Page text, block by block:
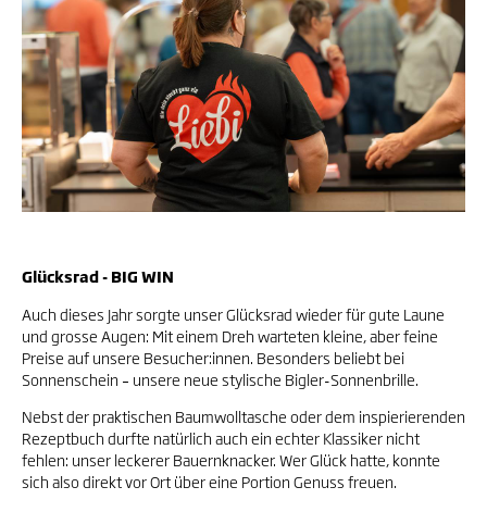
Glücksrad - BIG WIN
Auch dieses Jahr sorgte unser Glücksrad wieder für gute Laune
und grosse Augen: Mit einem Dreh warteten kleine, aber feine
Preise auf unsere Besucher:innen. Besonders beliebt bei
Sonnenschein – unsere neue stylische Bigler-Sonnenbrille.
Nebst der praktischen Baumwolltasche oder dem inspierierenden
Rezeptbuch durfte natürlich auch ein echter Klassiker nicht
fehlen: unser leckerer Bauernknacker. Wer Glück hatte, konnte
sich also direkt vor Ort über eine Portion Genuss freuen.